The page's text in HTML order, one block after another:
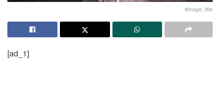
#image_title
[ad_1]